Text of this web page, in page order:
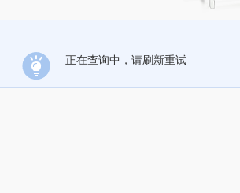
正在查询中，请刷新重试